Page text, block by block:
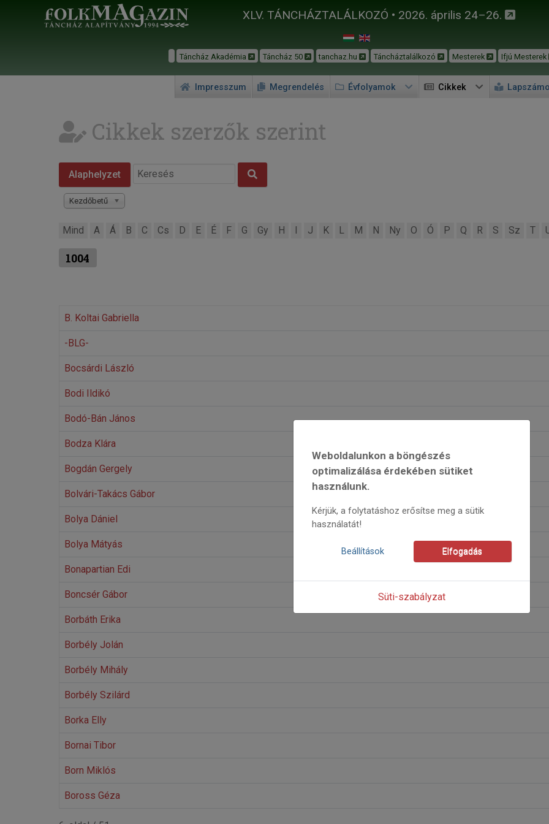
XLV. TÁNCHÁZTALÁLKOZÓ • 2026. április 24–26.
Táncház Akadémia Táncház 50 tanchaz.hu Táncháztalálkozó Mesterek Ifjú Mesterek
Impresszum Megrendelés Évfolyamok Cikkek
Cikkek szerzők szerint
Alaphelyzet
Kezdőbetű
Mind A Á B C Cs D E É F G Gy H I J K L M N Ny O Ó P Q R S Sz T
1004
B. Koltai Gabriella
-BLG-
Bocsárdi László
Bodi Ildikó
Bodó-Bán János
Bodza Klára
Bogdán Gergely
Bolvári-Takács Gábor
Bolya Dániel
Bolya Mátyás
Bonapartian Edi
Boncsér Gábor
Borbáth Erika
Borbély Jolán
Borbély Mihály
Borbély Szilárd
Borka Elly
Bornai Tibor
Born Miklós
Boross Géza
Weboldalunkon a böngészés
optimalizálása érdekében sütiket
használunk.
Kérjük, a folytatáshoz erősítse meg a sütik
használatát!
Beállítások Elfogadás
Süti-szabályzat